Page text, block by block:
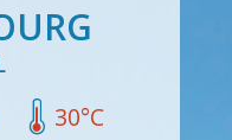
30°C